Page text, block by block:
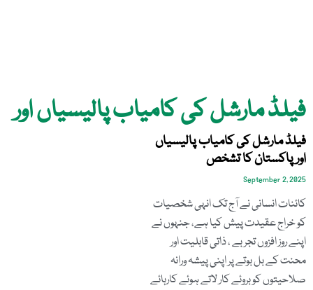
فیلڈ مارشل کی کامیاب پالیسیاں اور
فیلڈ مارشل کی کامیاب پالیسیاں
اورپاکستان کا تشخص
September 2, 2025
کائنات انسانی نے آج تک انہی شخصیات
کو خراج عقیدت پیش کیا ہے، جنہوں نے
اپنے روز افزوں تجربے ، ذاتی قابلیت اور
محنت کے بل بوتے پر اپنی پیشہ ورانہ
صلاحیتوں کو بروئے کار لاتے ہوئے کارہائے